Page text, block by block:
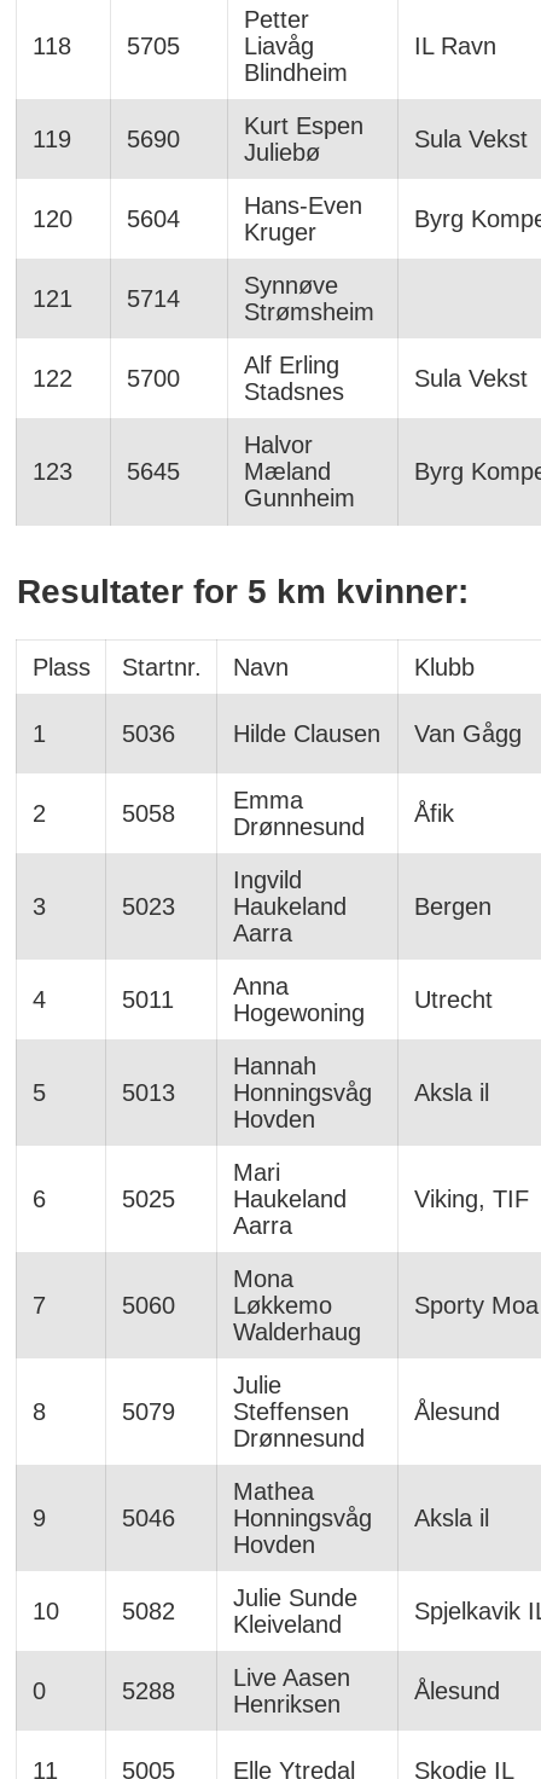
118 5705
Petter
Liavåg
Blindheim
IL Ravn
119 5690
Kurt Espen
Juliebø
Sula Vekst
120 5604
Hans-Even
Kruger
Byrg
121 5714
Synnøve
Strømsheim
122 5700
Alf Erling
Stadsnes
Sula Vekst
123 5645
Halvor
Mæland
Gunnheim
Byrg
Resultater for 5 km kvinner:
Plass Startnr. Navn Klubb
1 5036 Hilde Clausen Van Gågg
2 5058
Emma
Drønnesund
Åfik
3 5023
Ingvild
Haukeland
Aarra
Bergen
4 5011
Anna
Hogewoning
Utrecht
5 5013
Hannah
Honningsvåg
Hovden
Aksla il
6 5025
Mari
Haukeland
Aarra
Viking, TIF
7 5060
Mona
Løkkemo
Walderhaug
Sporty Moa
8 5079
Julie
Steffensen
Drønnesund
Ålesund
9 5046
Mathea
Honningsvåg
Hovden
Aksla il
10 5082
Julie Sunde
Kleiveland
Spjelkavik
0 5288
Live Aasen
Henriksen
Ålesund
11 5005 Elle Ytredal Skodje IL